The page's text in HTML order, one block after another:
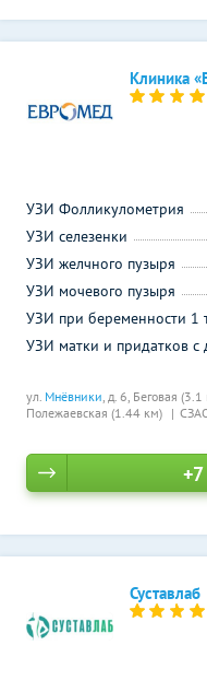
Клиника
ул. Мнёвники, д. 6, Беговая (3.1
Полежаевская (1.44 км)
УЗИ Фолликулометрия
УЗИ селезенки
УЗИ желчного пузыря
УЗИ мочевого пузыря
УЗИ при беременности 1
УЗИ матки и придатков с
Суставлаб